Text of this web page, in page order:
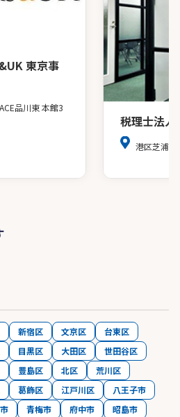
東京事
品川東 本館3
税理士法人
港区芝浦３
新宿区 文京区
台東区
目黒区 大田区
世田谷区
豊島区 北区
荒川区
葛飾区 江戸川区
八王子市
青梅市 府中市
昭島市